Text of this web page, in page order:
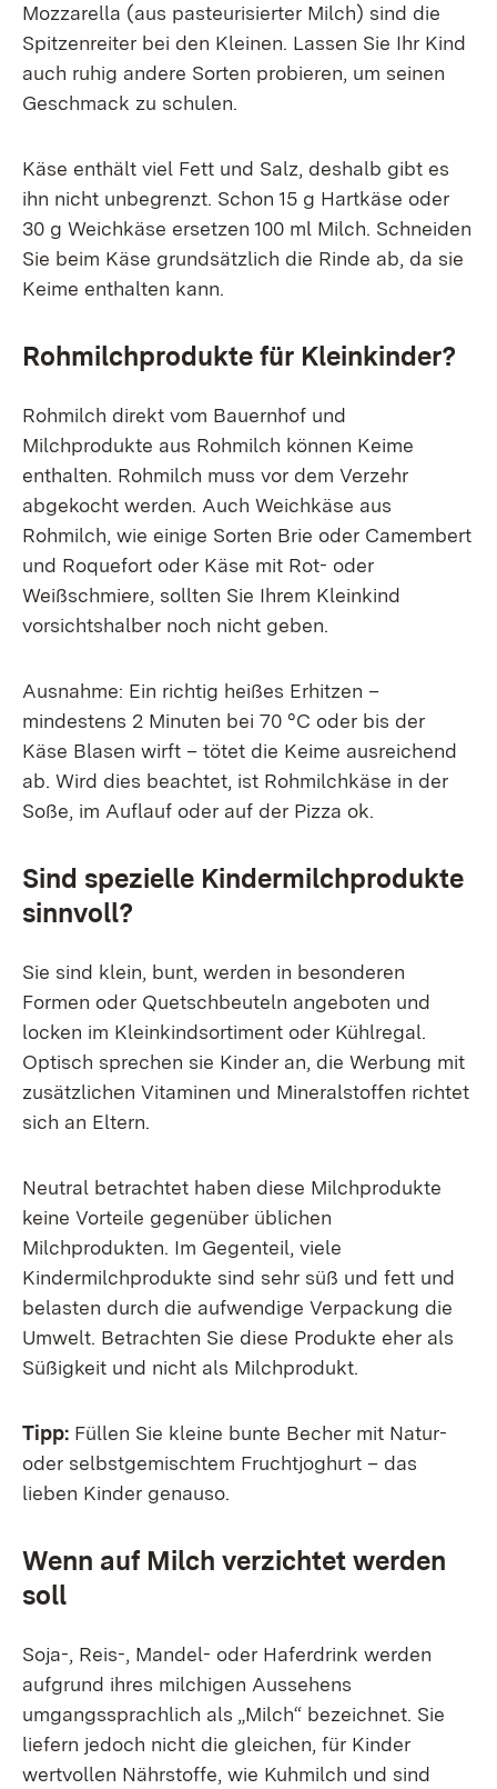
Mozzarella (aus pasteurisierter Milch) sind die
Spitzenreiter bei den Kleinen. Lassen Sie Ihr Kind
auch ruhig andere Sorten probieren, um seinen
Geschmack zu schulen.
Käse enthält viel Fett und Salz, deshalb gibt es
ihn nicht unbegrenzt. Schon 15 g Hartkäse oder
30 g Weichkäse ersetzen 100 ml Milch. Schneiden
Sie beim Käse grundsätzlich die Rinde ab, da sie
Keime enthalten kann.
Rohmilchprodukte für Kleinkinder?
Rohmilch direkt vom Bauernhof und
Milchprodukte aus Rohmilch können Keime
enthalten. Rohmilch muss vor dem Verzehr
abgekocht werden. Auch Weichkäse aus
Rohmilch, wie einige Sorten Brie oder Camembert
und Roquefort oder Käse mit Rot- oder
Weißschmiere, sollten Sie Ihrem Kleinkind
vorsichtshalber noch nicht geben.
Ausnahme: Ein richtig heißes Erhitzen –
mindestens 2 Minuten bei 70 °C oder bis der
Käse Blasen wirft – tötet die Keime ausreichend
ab. Wird dies beachtet, ist Rohmilchkäse in der
Soße, im Auflauf oder auf der Pizza ok.
Sind spezielle Kindermilchprodukte
sinnvoll?
Sie sind klein, bunt, werden in besonderen
Formen oder Quetschbeuteln angeboten und
locken im Kleinkindsortiment oder Kühlregal.
Optisch sprechen sie Kinder an, die Werbung mit
zusätzlichen Vitaminen und Mineralstoffen richtet
sich an Eltern.
Neutral betrachtet haben diese Milchprodukte
keine Vorteile gegenüber üblichen
Milchprodukten. Im Gegenteil, viele
Kindermilchprodukte sind sehr süß und fett und
belasten durch die aufwendige Verpackung die
Umwelt. Betrachten Sie diese Produkte eher als
Süßigkeit und nicht als Milchprodukt.
Tipp: Füllen Sie kleine bunte Becher mit Natur-
oder selbstgemischtem Fruchtjoghurt – das
lieben Kinder genauso.
Wenn auf Milch verzichtet werden
soll
Soja-, Reis-, Mandel- oder Haferdrink werden
aufgrund ihres milchigen Aussehens
umgangssprachlich als „Milch“ bezeichnet. Sie
liefern jedoch nicht die gleichen, für Kinder
wertvollen Nährstoffe, wie Kuhmilch und sind